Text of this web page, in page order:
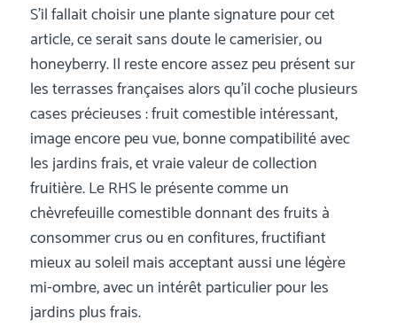
S’il fallait choisir une plante signature pour cet
article, ce serait sans doute le camerisier, ou
honeyberry. Il reste encore assez peu présent sur
les terrasses françaises alors qu’il coche plusieurs
cases précieuses : fruit comestible intéressant,
image encore peu vue, bonne compatibilité avec
les jardins frais, et vraie valeur de collection
fruitière. Le RHS le présente comme un
chèvrefeuille comestible donnant des fruits à
consommer crus ou en confitures, fructifiant
mieux au soleil mais acceptant aussi une légère
mi-ombre, avec un intérêt particulier pour les
jardins plus frais.